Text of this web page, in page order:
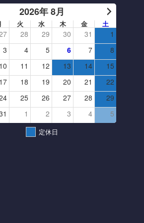
2026年 8月
火 水 木 金 土
28 29 30 31
1
3 4 5 6 7
8
10 11 12 13 14
15
17 18 19 20 21
22
25 26 27 28
29
1 2 3 4 5
定休日